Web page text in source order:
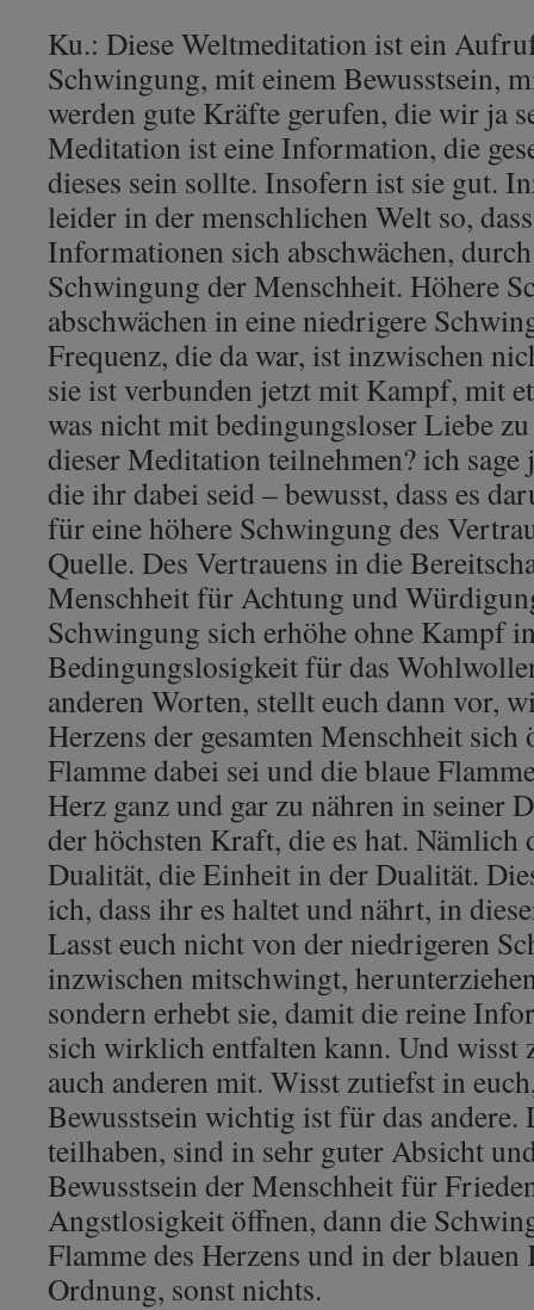
Ku.: Diese Weltmeditation ist ein
Schwingung, mit einem Bewusstsein,
werden gute Kräfte gerufen, die wir ja
Meditation ist eine Information, die
dieses sein sollte. Insofern ist sie gut.
leider in der menschlichen Welt so,
Informationen sich abschwächen,
Schwingung der Menschheit. Höhere
abschwächen in eine niedrigere
Frequenz, die da war, ist inzwischen
sie ist verbunden jetzt mit Kampf, mit
was nicht mit bedingungsloser Liebe
dieser Meditation teilnehmen? ich sage
die ihr dabei seid – bewusst, dass es
für eine höhere Schwingung des
Quelle. Des Vertrauens in die
Menschheit für Achtung und
Schwingung sich erhöhe ohne Kampf
Bedingungslosigkeit für das
anderen Worten, stellt euch dann vor,
Herzens der gesamten Menschheit sich
Flamme dabei sei und die blaue
Herz ganz und gar zu nähren in seiner
der höchsten Kraft, die es hat. Nämlich
Dualität, die Einheit in der Dualität.
ich, dass ihr es haltet und nährt, in
Lasst euch nicht von der niedrigeren
inzwischen mitschwingt,
sondern erhebt sie, damit die reine
sich wirklich entfalten kann. Und wisst
auch anderen mit. Wisst zutiefst in
Bewusstsein wichtig ist für das andere.
teilhaben, sind in sehr guter Absicht
Bewusstsein der Menschheit für
Angstlosigkeit öffnen, dann die
Flamme des Herzens und in der
Ordnung, sonst nichts.